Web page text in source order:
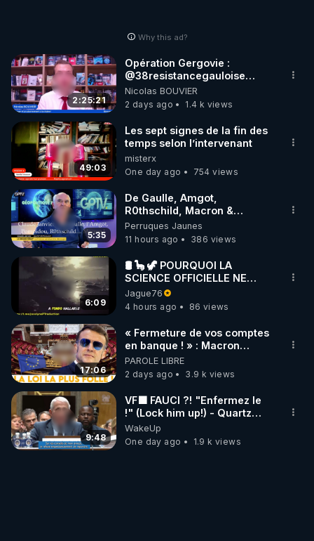
Why this ad?
2:25:21
Opération Gergovie :
‪@38resistancegauloise‬
‪@MarionSigautOfficiel‬
‪@gladysriifard5710‬ Laëtitia
Nicolas BOUVIER
2 days ago
1.4 k views
49:03
Les sept signes de la fin des
temps selon l’intervenant
misterx
One day ago
754 views
5:35
De Gaulle, Amgot,
R0thschild, Macron &
Pompidou… Macron Claude
Janvier, GPTV, 18 X 2024
Perruques Jaunes
11 hours ago
386 views
6:09
🛢 🦕 🦖 POURQUOI LA
SCIENCE OFFICIELLE NE
CONNAÎT-ELLE PAS LA VRAIE
ORIGINE DU PÉTROLE ?
Jague76
4 hours ago
86 views
17:06
« Fermeture de vos comptes
en banque ! » : Macron
impose une loi folle !
PAROLE LIBRE
2 days ago
3.9 k views
9:48
VF🟩 FAUCI ?! "Enfermez le
!" (Lock him up!) - Quartz
Traduction
WakeUp
One day ago
1.9 k views